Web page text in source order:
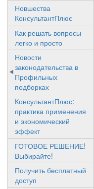
Новшества
КонсультантПлюс
Как решать вопросы
легко и просто
Новости
законодательства в
Профильных
подборках
КонсультантПлюс:
практика применения
и экономический
эффект
ГОТОВОЕ РЕШЕНИЕ!
Выбирайте!
Получить бесплатный
доступ